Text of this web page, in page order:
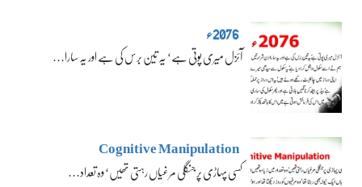
2076ء
آئزل میری پوتی ہے‘ یہ تین برس کی ہے اور یہ سارا…
Cognitive Manipulation
کسی پہاڑی پر جنگلی مرغیاں رہتی تھیں‘ وہ تعداد…